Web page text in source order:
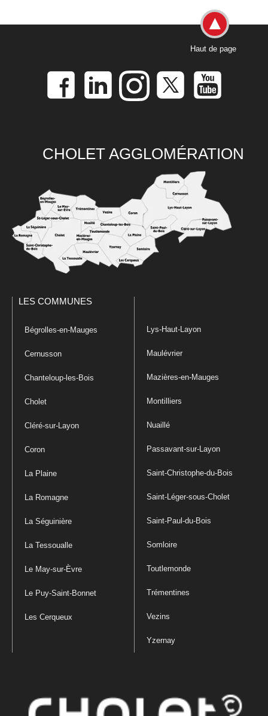
Haut de page
CHOLET AGGLOMÉRATION
LES COMMUNES
Bégrolles-en-Mauges
Cernusson
Chanteloup-les-Bois
Cholet
Cléré-sur-Layon
Coron
La Plaine
La Romagne
La Séguinière
La Tessoualle
Le May-sur-Èvre
Le Puy-Saint-Bonnet
Les Cerqueux
Lys-Haut-Layon
Maulévrier
Mazières-en-Mauges
Montilliers
Nuaillé
Passavant-sur-Layon
Saint-Christophe-du-Bois
Saint-Léger-sous-Cholet
Saint-Paul-du-Bois
Somloire
Toutlemonde
Trémentines
Vezins
Yzernay